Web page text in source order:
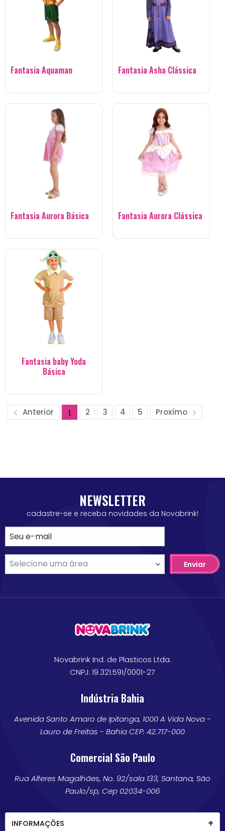
Fantasia Aquaman Fantasia Asha Clássica
Fantasia Aurora Básica Fantasia Aurora Clássica
Fantasia baby Yoda
Básica
Anterior 1 2 3 4 5 Proxímo
NEWSLETTER
cadastre-se e receba novidades da Novabrink!
Enviar
Novabrink Ind. de Plasticos Ltda.
CNPJ: 19.321.591/0001-27
Indústria Bahia
Avenida Santo Amaro de Ipitanga, 1000 A Vida Nova -
Lauro de Freitas - Bahia CEP: 42.717-000
Comercial São Paulo
Rua Alferes Magalhães, No. 92/sala 133, Santana, São
Paulo/sp, Cep 02034-006
INFORMAÇÕES